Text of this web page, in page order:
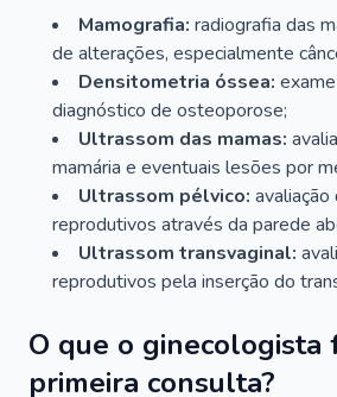
Mamografia: radiografia das
de alterações, especialmente
Densitometria óssea:
diagnóstico de osteoporose;
Ultrassom das mamas:
mamária e eventuais lesões por
Ultrassom pélvico:
reprodutivos através da parede
Ultrassom transvaginal:
reprodutivos pela inserção do
O que o ginecologista
primeira consulta?